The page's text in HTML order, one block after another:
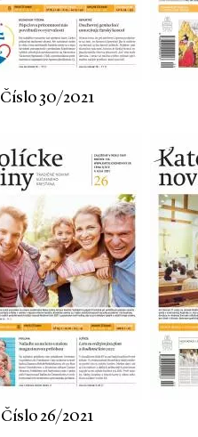
Číslo 30/2021
Číslo 26/2021